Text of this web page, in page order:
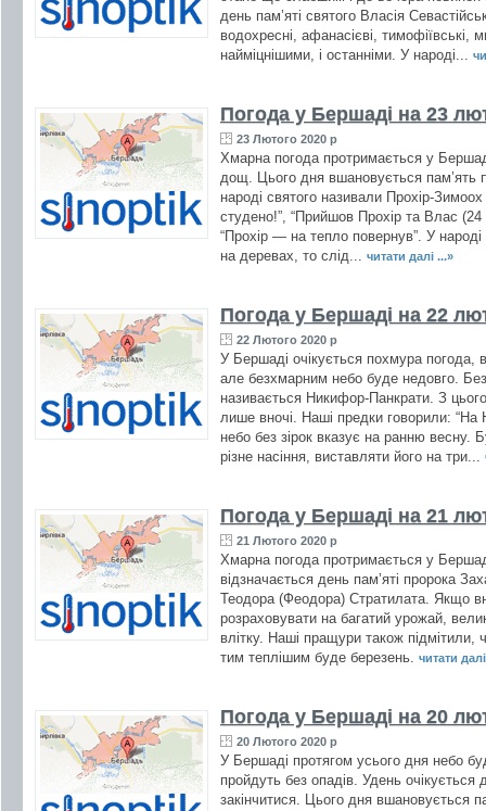
день пам’яті святого Власія
водохресні, афанасієві, тимофіївські,
найміцнішими, і останніми. У народі...
Погода у Бершаді на 23
23 Лютого 2020 р
Хмарна погода протримається у
дощ. Цього дня вшановується пам’ять
народі святого називали Прохір-
студено!”, “Прийшов Прохір та Влас
“Прохір — на тепло повернув”. У
на деревах, то слід... читати далі ...»
Погода у Бершаді на 22
22 Лютого 2020 р
У Бершаді очікується похмура погода,
але безхмарним небо буде недовго.
називається Никифор-Панкрати. З
лише вночі. Наші предки говорили:
небо без зірок вказує на ранню весну.
різне насіння, виставляти його на три...
Погода у Бершаді на 21
21 Лютого 2020 р
Хмарна погода протримається у
відзначається день пам’яті пророка
Теодора (Феодора) Стратилата. Якщо
розраховувати на багатий урожай,
влітку. Наші пращури також
тим теплішим буде березень. читати
Погода у Бершаді на 20
20 Лютого 2020 р
У Бершаді протягом усього дня небо
пройдуть без опадів. Удень
закінчитися. Цього дня вшановується